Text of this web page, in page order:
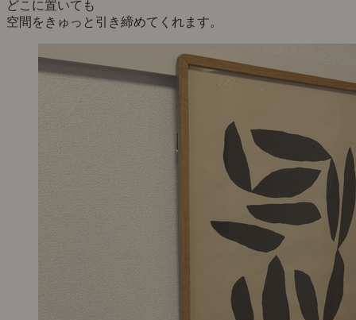
どこに置いても
空間をきゅっと引き締めてくれます。